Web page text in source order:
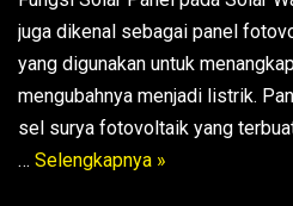
juga dikenal sebagai panel
yang digunakan untuk
mengubahnya menjadi listrik.
sel surya fotovoltaik yang
… Selengkapnya »